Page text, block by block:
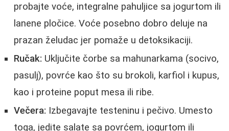
probajte voće, integralne pahuljice sa jogurtom ili
lanene pločice. Voće posebno dobro deluje na
prazan želudac jer pomaže u detoksikaciji.
Ručak: Uključite čorbe sa mahunarkama (socivo,
pasulj), povrće kao što su brokoli, karfiol i kupus,
kao i proteine poput mesa ili ribe.
Večera: Izbegavajte testeninu i pečivo. Umesto
toga, jedite salate sa povrćem, jogurtom ili